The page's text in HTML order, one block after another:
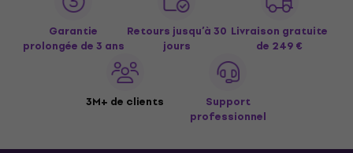
Garantie
prolongée de 3 ans
Retours jusqu’à 30
jours
Livraison gratuite
de 249 €
3M+ de clients
Support
professionnel